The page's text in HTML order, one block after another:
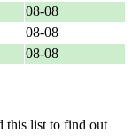
08-08
08-08
08-08
this list to find out